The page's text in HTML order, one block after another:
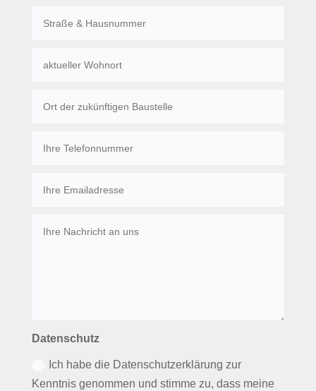
Datenschutz
Ich habe die Datenschutzerklärung zur
Kenntnis genommen und stimme zu, dass meine